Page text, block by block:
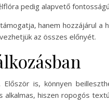
pedig alapvető
hanem hozzájárul a
az összes előnyét.
is, könnyen
hiszen ropogós